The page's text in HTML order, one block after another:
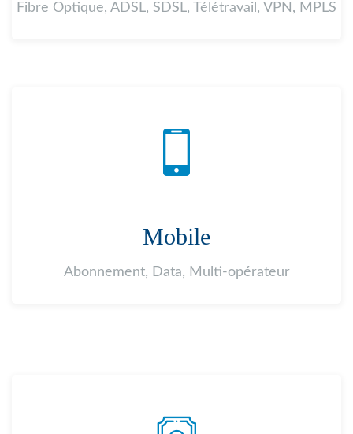
Fibre Optique, ADSL, SDSL, Télétravail, VPN, MPLS
Mobile
Abonnement, Data, Multi-opérateur